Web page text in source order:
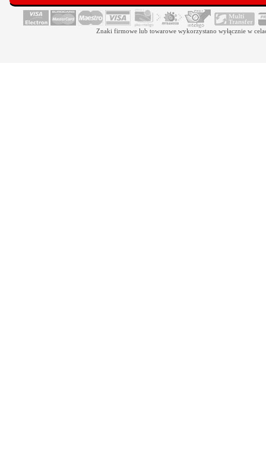
Znaki firmowe lub towarowe wykorzystano wyłącznie w